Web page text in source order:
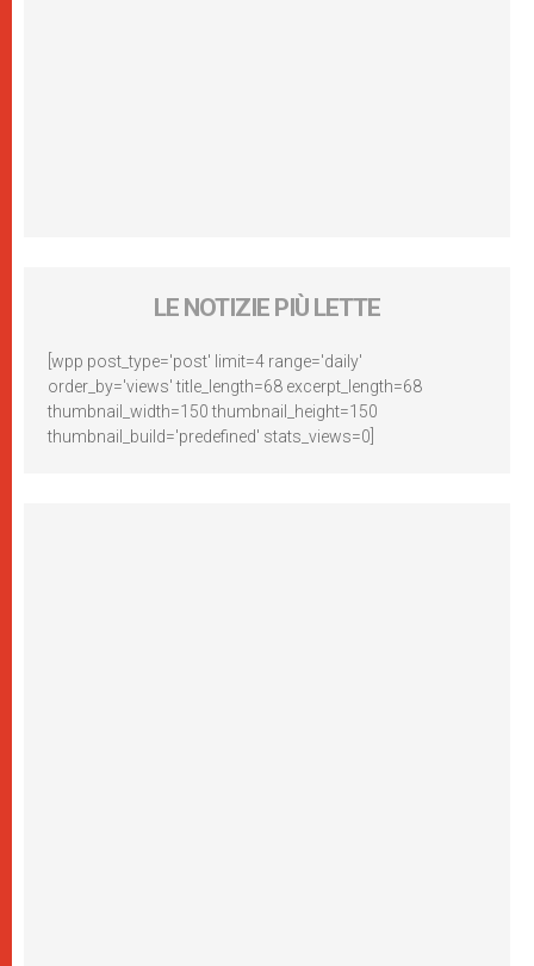
LE NOTIZIE PIÙ LETTE
[wpp post_type='post' limit=4 range='daily'
order_by='views' title_length=68 excerpt_length=68
thumbnail_width=150 thumbnail_height=150
thumbnail_build='predefined' stats_views=0]